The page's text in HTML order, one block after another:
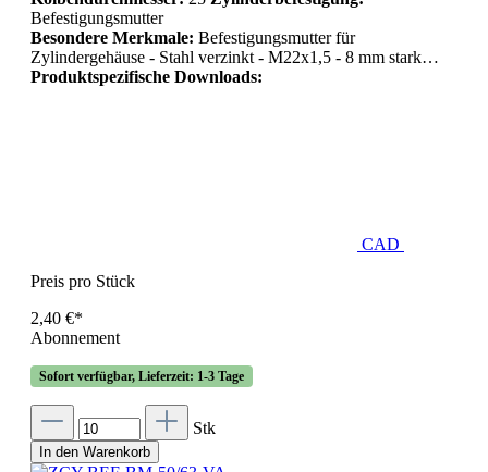
Befestigungsmutter
Besondere Merkmale: Befestigungsmutter für
Zylindergehäuse - Stahl verzinkt - M22x1,5 - 8 mm stark…
Produktspezifische Downloads:
CAD
Preis pro Stück
2,40 €*
Abonnement
Sofort verfügbar, Lieferzeit: 1-3 Tage
Stk
In den Warenkorb